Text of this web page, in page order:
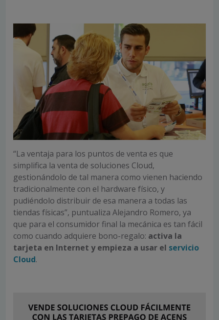
“La ventaja para los puntos de venta es que
simplifica la venta de soluciones Cloud,
gestionándolo de tal manera como vienen haciendo
tradicionalmente con el hardware físico, y
pudiéndolo distribuir de esa manera a todas las
tiendas físicas”, puntualiza Alejandro Romero, ya
que para el consumidor final la mecánica es tan fácil
como cuando adquiere bono-regalo: activa la
tarjeta en Internet y empieza a usar el servicio
Cloud.